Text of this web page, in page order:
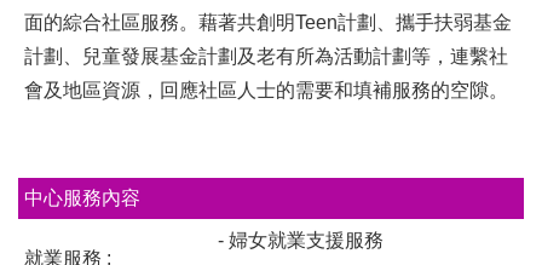
面的綜合社區服務。藉著共創明Teen計劃、攜手扶弱基金
計劃、兒童發展基金計劃及老有所為活動計劃等，連繫社
會及地區資源，回應社區人士的需要和填補服務的空隙。
中心服務內容
就業服務 :
- 婦女就業支援服務